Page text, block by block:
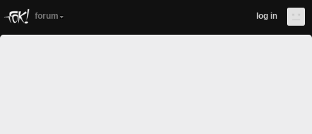
forum log in